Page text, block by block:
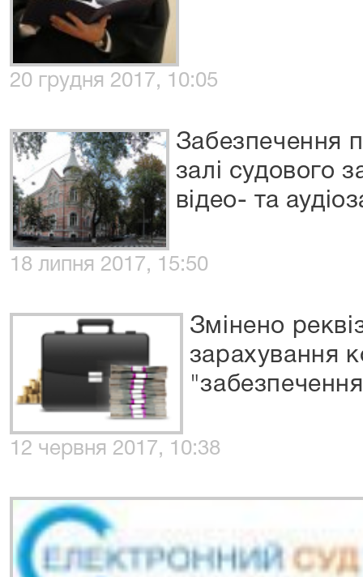
20 грудня 2017, 10:05
Забезпечення
залі судового
відео- та
18 липня 2017, 15:50
Змінено
зарахування
12 червня 2017, 10:38